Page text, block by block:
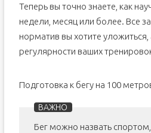
Теперь вы точно знаете, как
недели, месяц или более. Все
норматив вы хотите уложиться,
регулярности ваших
Подготовка к бегу на 100
Бег можно назвать